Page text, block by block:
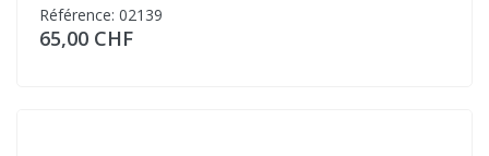
Référence: 02139
65,00 CHF